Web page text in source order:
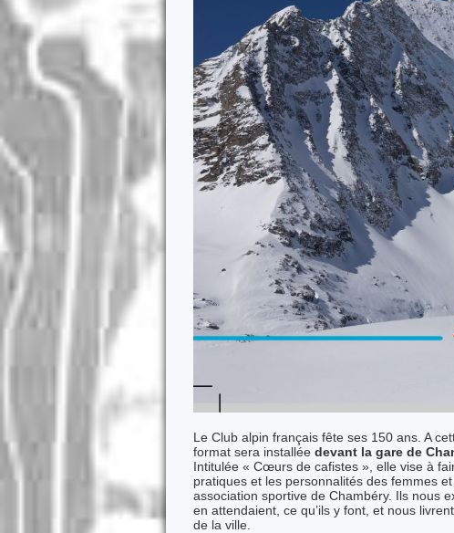
Le Club alpin français fête ses 150 ans. A
format sera installée devant la gare de
Intitulée « Cœurs de cafistes », elle vise à
pratiques et les personnalités des femmes
association sportive de Chambéry. Ils nous
en attendaient, ce qu’ils y font, et nous
de la ville.